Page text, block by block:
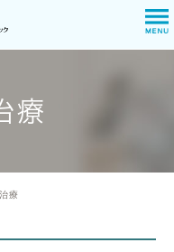
療
療